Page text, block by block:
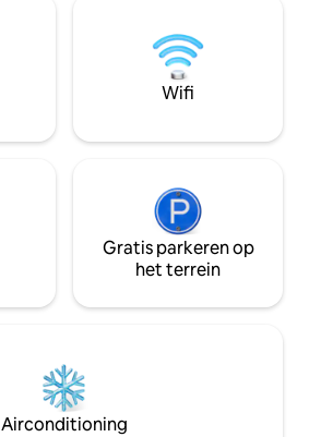
de oceaan en het
aparte
onbeperkt
het aangename
Wifi
Gratis parkeren op
het terrein
Airconditioning